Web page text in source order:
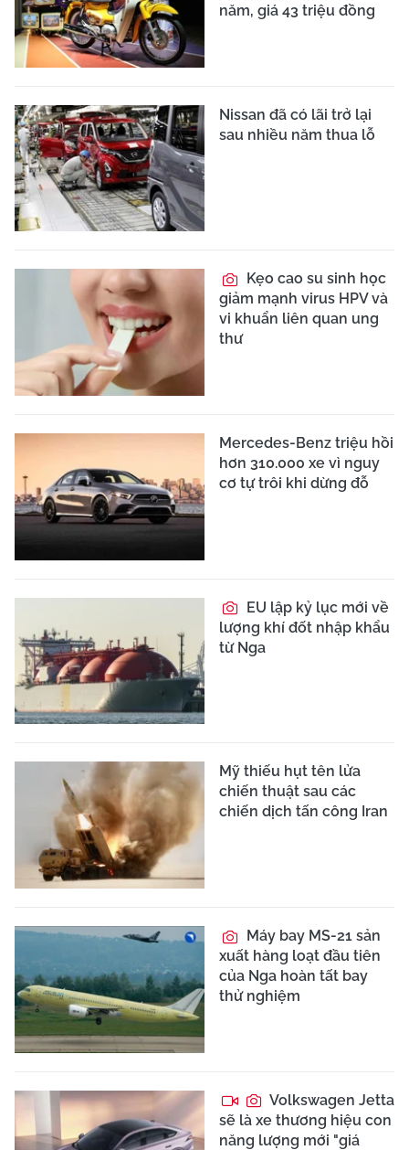
năm, giá 43 triệu đồng
Nissan đã có lãi trở lại
sau nhiều năm thua lỗ
Kẹo cao su sinh học
giảm mạnh virus HPV và
vi khuẩn liên quan ung
thư
Mercedes-Benz triệu hồi
hơn 310.000 xe vì nguy
cơ tự trôi khi dừng đỗ
EU lập kỷ lục mới về
lượng khí đốt nhập khẩu
từ Nga
Mỹ thiếu hụt tên lửa
chiến thuật sau các
chiến dịch tấn công Iran
Máy bay MS-21 sản
xuất hàng loạt đầu tiên
của Nga hoàn tất bay
thử nghiệm
Volkswagen Jetta
sẽ là xe thương hiệu con
năng lượng mới "giá